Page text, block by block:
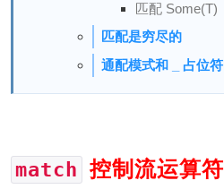
匹配 Some(T)
匹配是穷尽的
通配模式和 _ 占位符
match 控制流运算符